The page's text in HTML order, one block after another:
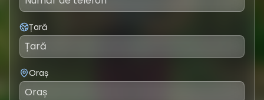
Țară
Oraș